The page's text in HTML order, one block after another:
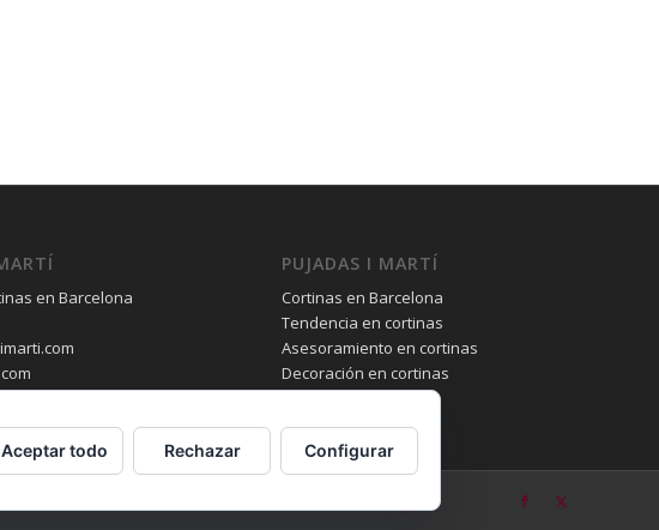
en Barcelona
PUJADAS I MARTÍ
Cortinas en Barcelona
Tendencia en cortinas
Asesoramiento en cortinas
Decoración en cortinas
Aceptar todo Rechazar Configurar